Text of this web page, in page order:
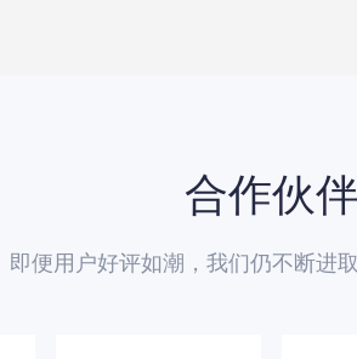
合作伙伴
即便用户好评如潮，我们仍不断进